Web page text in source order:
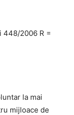
448/2006 R =
la mai
mijloace de